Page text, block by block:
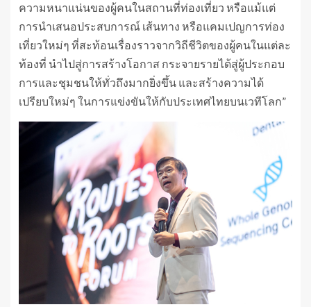
ความหนาแน่นของผู้คนในสถานที่ท่องเที่ยว หรือแม้แต่
การนำเสนอประสบการณ์ เส้นทาง หรือแคมเปญการท่อง
เที่ยวใหม่ๆ ที่สะท้อนเรื่องราวจากวิถีชีวิตของผู้คนในแต่ละ
ท้องที่ นำไปสู่การสร้างโอกาส กระจายรายได้สู่ผู้ประกอบ
การและชุมชนให้ทั่วถึงมากยิ่งขึ้น และสร้างความได้
เปรียบใหม่ๆ ในการแข่งขันให้กับประเทศไทยบนเวทีโลก”